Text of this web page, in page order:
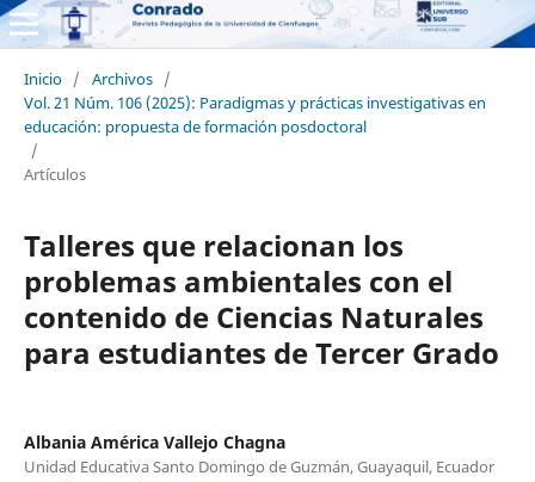
Inicio / Archivos /
Vol. 21 Núm. 106 (2025): Paradigmas y prácticas investigativas en
educación: propuesta de formación posdoctoral
/
Artículos
Talleres que relacionan los
problemas ambientales con el
contenido de Ciencias Naturales
para estudiantes de Tercer Grado
Albania América Vallejo Chagna
Unidad Educativa Santo Domingo de Guzmán, Guayaquil, Ecuador